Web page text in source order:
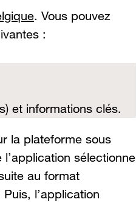
. Vous pouvez
:
et informations clés.
la plateforme sous
sélectionne
au format
l’application